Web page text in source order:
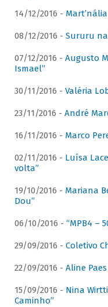
14/12/2016 -
08/12/2016 - Sururu na
07/12/2016 - Augusto
Ismael”
30/11/2016 - Valéria
23/11/2016 - André
16/11/2016 - Marco
02/11/2016 - Luísa
volta”
19/10/2016 - Mariana
Dou”
06/10/2016 - “MPB4 –
29/09/2016 - Coletivo
22/09/2016 - Aline
15/09/2016 - Nina
Caminho”